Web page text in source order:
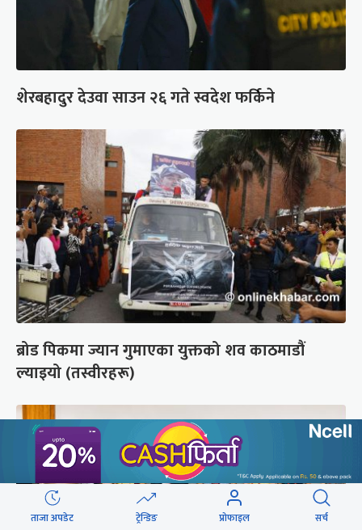
शेरबहादुर देउवा साउन २६ गते स्वदेश फर्किने
ब्रोड पिकमा ज्यान गुमाएका युक्तको शव काठमाडौं
ल्याइयो (तस्वीरहरू)
ताजा अपडेट ट्रेन्डिङ प्रोफाइल सर्च